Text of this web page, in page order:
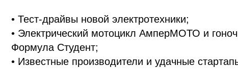
• Тест-драйвы новой электротехники;
• Электрический мотоцикл АмперМОТО и
Формула Студент;
• Известные производители и удачные